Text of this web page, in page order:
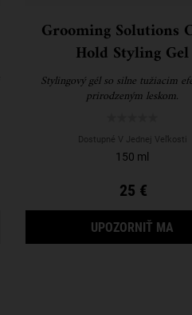
Grooming Solutions
Hold Styling Gel
Stylingový gél so silne tužiacim
prirodzeným leskom.
Dostupné V Jednej Veľkosti
150 ml
25 €
UPOZORNIŤ MA